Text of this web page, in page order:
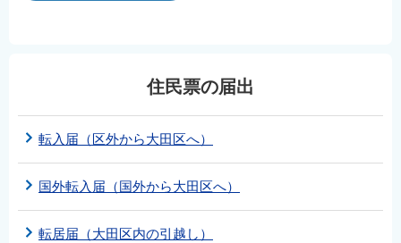
住民票の届出
転入届（区外から大田区へ）
国外転入届（国外から大田区へ）
転居届（大田区内の引越し）